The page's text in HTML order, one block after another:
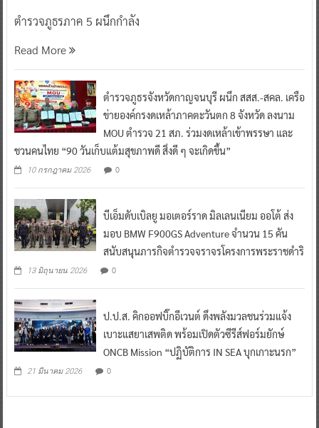
ตำรวจภูธรภาค 5 ผนึกกำลัง
Read More
ตำรวจภูธรจังหวัดกาญจนบุรี ผนึก สสส.-สคล. เครือ
ข่ายองค์กรงดเหล้าภาคตะวันตก 8 จังหวัด ลงนาม
MOU ตำรวจ 21 สภ. ร่วมงดเหล้าเข้าพรรษา และ
ชวนคนไทย “90 วันเก็บแต้มสุขภาพดี สิ่งดี ๆ จะเกิดขึ้น”
10 กรกฎาคม 2026 0
บีเอ็มดับเบิลยู มอเตอร์ราด มิลเลนเนียม ออโต้ ส่ง
มอบ BMW F900GS Adventure จำนวน 15 คัน
สนับสนุนภารกิจตำรวจจราจรโครงการพระราชดำริ
13 มิถุนายน 2026 0
ป.ป.ส. คิกออฟบิ๊กอีเวนต์ ดึงพลังมวลชนร่วมแจ้ง
เบาะแสยาเสพติด พร้อมเปิดตัวซีรีส์ฟอร์มยักษ์
ONCB Mission “ปฏิบัติการ IN SEA บุกเกาะนรก”
21 มีนาคม 2026 0